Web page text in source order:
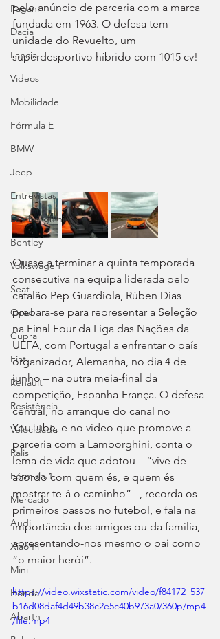
Pagani
Dacia
Lancia
Videos
Mobilidade
Fórmula E
BMW
Jeep
Entrevistas
Lamborghini
Bentley
Volkswagen
Seat
Opel
Cupra
Fiat
Renault
Resistência
Velocidade
Ralis
Fórmula 1
Mercado
Audi
Xiaomi
Mini
Honda
Abarth
pelo anúncio de parceria com a marca
fundada em 1963. O defesa tem
unidade do Revuelto, um
superdesportivo híbrido com 1015 cv!
Quase a terminar a quinta temporada
consecutiva na equipa liderada pelo
catalão Pep Guardiola, Rúben Dias
prepara-se para representar a Seleção
na Final Four da Liga das Nações da
UEFA, com Portugal a enfrentar o país
organizador, Alemanha, no dia 4 de
junho – na outra meia-final da
competição, Espanha-França. O defesa-
central, no arranque do canal no
YouTube, e no vídeo que promove a
parceria com a Lamborghini, conta o
lema de vida que adotou – “vive de
acordo com quem és, e quem és
mostrar-te-á o caminho” –, recorda os
primeiros passos no futebol, e fala na
importância dos amigos ou da família,
apresentando-nos mesmo o pai como
“o maior herói”.
https://video.wixstatic.com/video/f84172_537
b16d08daf4d49b38c2e5c40b973a0/360p/mp4
/file.mp4